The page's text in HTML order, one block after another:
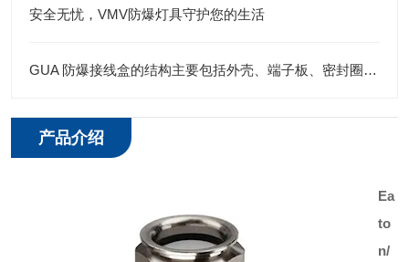
安全无忧，VMV防爆灯具守护您的生活
GUA 防爆接线盒的结构主要包括外壳、端子板、密封圈、接线孔等部分
产品介绍
Ea
to
n/